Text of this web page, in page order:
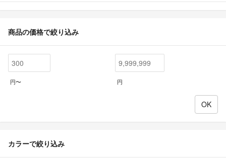
商品の価格で絞り込み
円〜 円
カラーで絞り込み